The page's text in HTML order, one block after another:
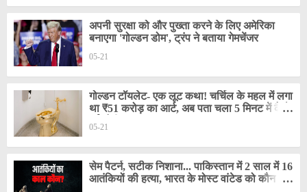
अपनी सुरक्षा को और पुख्ता करने के लिए अमेरिका
बनाएगा 'गोल्डन डोम', ट्रंप ने बताया गेमचेंजर
05-21
गोल्डन टॉयलेट- एक लूट कथा! चर्चिल के महल में लगा
था ₹51 करोड़ का आर्ट, अब पता चला 5 मिनट में कैसे
05-21
सेम पैटर्न, सटीक निशाना... पाकिस्तान में 2 साल में 16
आतंकियों की हत्या, भारत के मोस्ट वांटेड को कौन मार